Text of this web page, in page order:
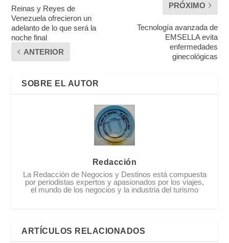
Reinas y Reyes de
Venezuela ofrecieron un
adelanto de lo que será la
noche final
ANTERIOR
PRÓXIMO
Tecnología avanzada de
EMSELLA evita
enfermedades
ginecológicas
SOBRE EL AUTOR
Redacción
La Redacción de Negocios y Destinos está compuesta
por periodistas expertos y apasionados por los viajes,
el mundo de los negocios y la industria del turismo
ARTÍCULOS RELACIONADOS